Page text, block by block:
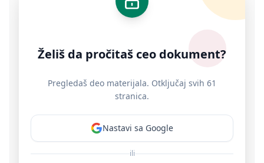
Želiš da pročitaš ceo dokument?
Pregledaš deo materijala. Otključaj svih 61
stranica.
Nastavi sa Google
ili